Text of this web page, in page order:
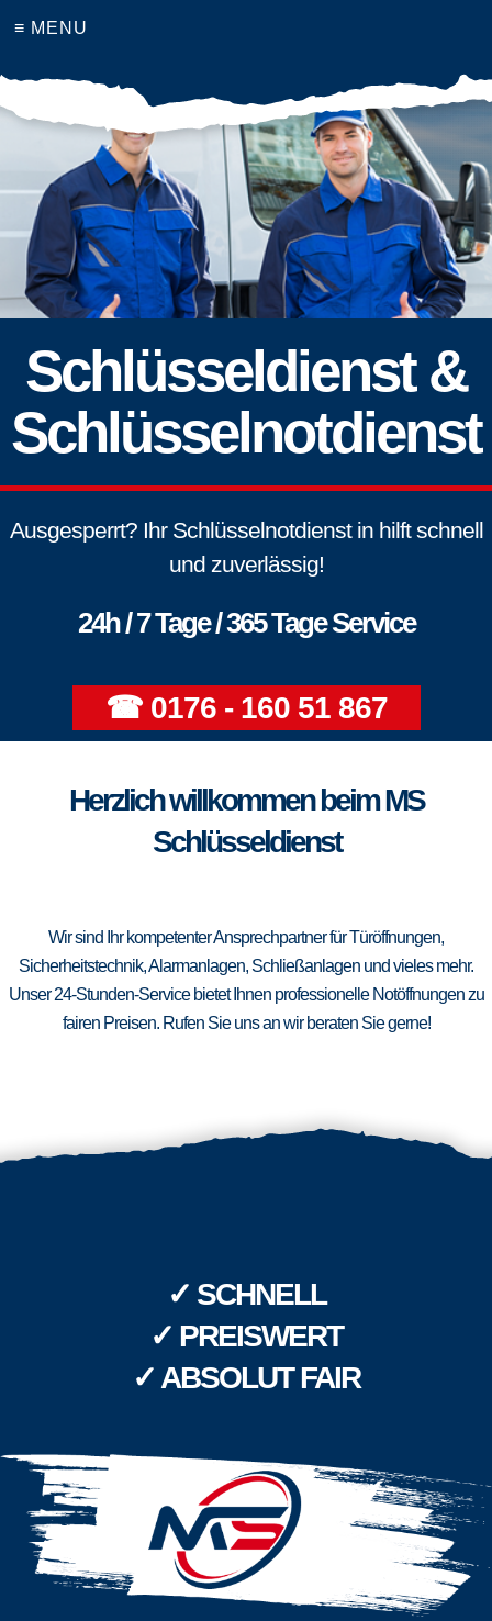
≡ MENU
Schlüsseldienst &
Schlüsselnotdienst
Ausgesperrt? Ihr Schlüsselnotdienst in hilft schnell
und zuverlässig!
24h / 7 Tage / 365 Tage Service
☎ 0176 - 160 51 867
Herzlich willkommen beim MS
Schlüsseldienst
Wir sind Ihr kompetenter Ansprechpartner für Türöffnungen,
Sicherheitstechnik, Alarmanlagen, Schließanlagen und vieles mehr.
Unser 24-Stunden-Service bietet Ihnen professionelle Notöffnungen zu
fairen Preisen. Rufen Sie uns an wir beraten Sie gerne!
✓ SCHNELL
✓ PREISWERT
✓ ABSOLUT FAIR